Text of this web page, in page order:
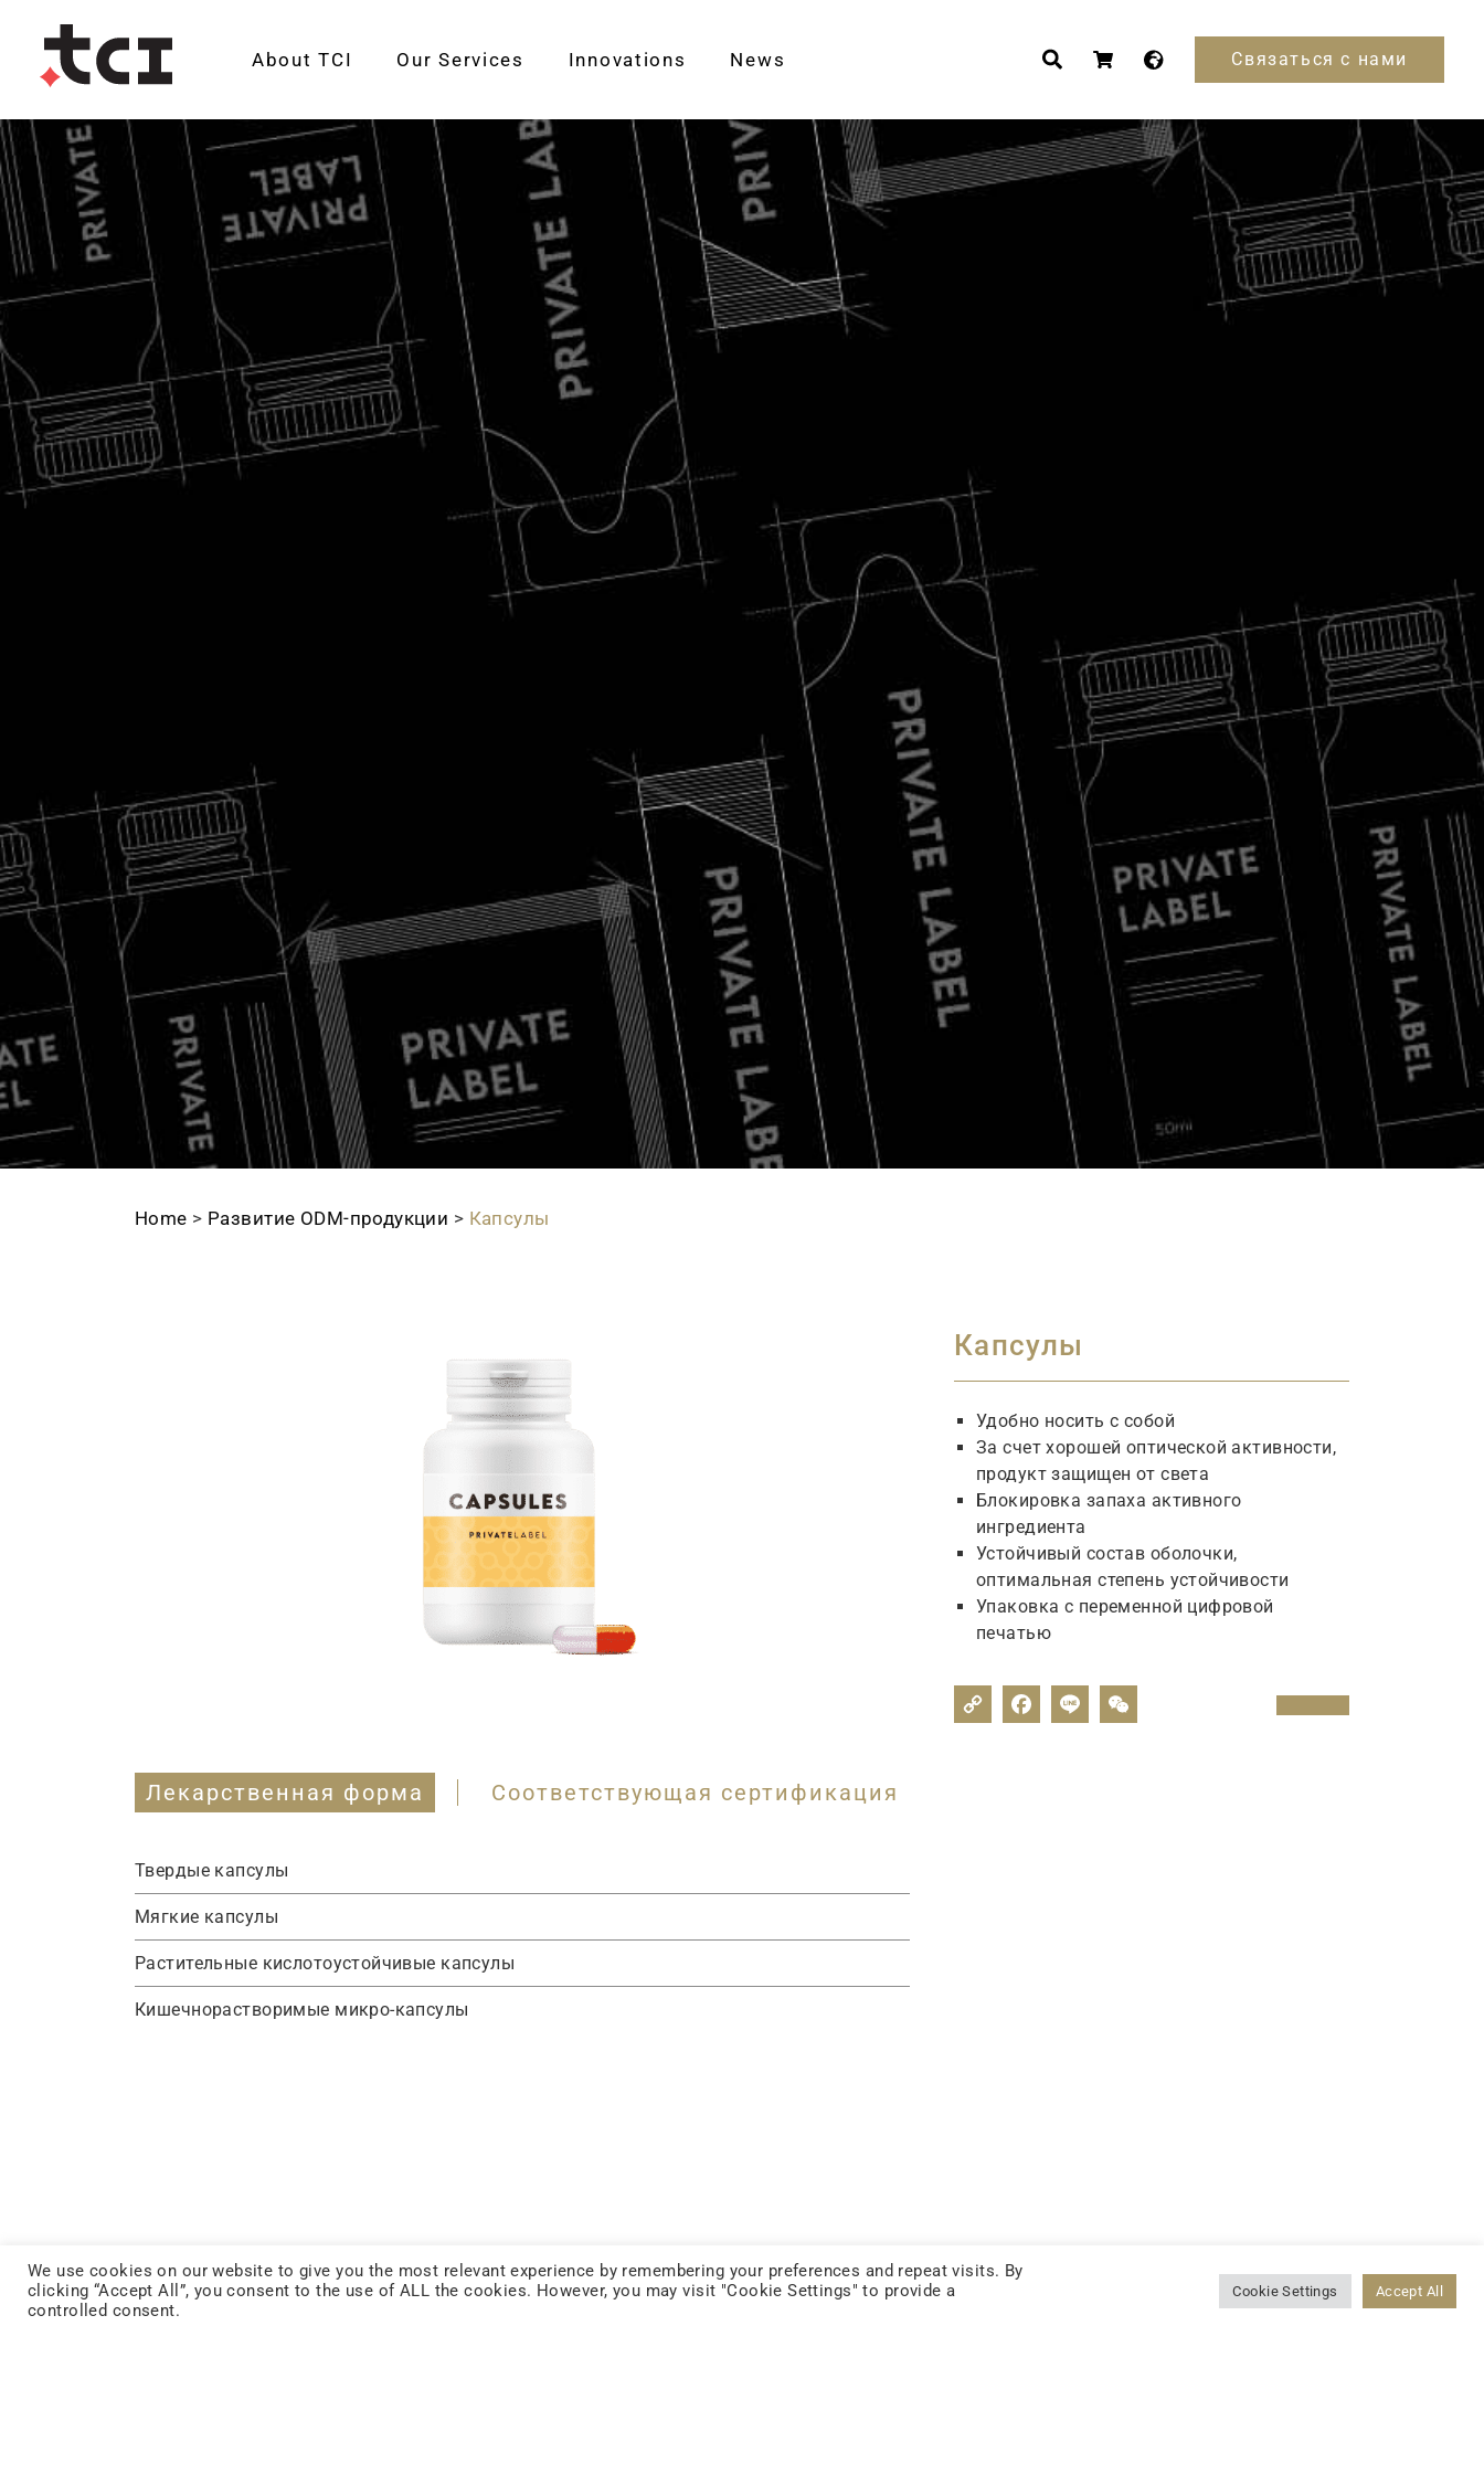
About TCI Our Services Innovations News Связаться с нами
Home > Развитие ODМ-продукции > Капсулы
Капсулы
Удобно носить с собой
За счет хорошей оптической активности,
продукт защищен от света
Блокировка запаха активного
ингредиента
Устойчивый состав оболочки,
оптимальная степень устойчивости
Упаковка с переменной цифровой
печатью
Лекарственная форма Соответствующая сертификация
Твердые капсулы
Мягкие капсулы
Растительные кислотоустойчивые капсулы
Кишечнорастворимые микро-капсулы
We use cookies on our website to give you the most relevant experience by remembering your preferences and repeat visits. By
clicking “Accept All”, you consent to the use of ALL the cookies. However, you may visit "Cookie Settings" to provide a
controlled consent.
Cookie Settings Accept All